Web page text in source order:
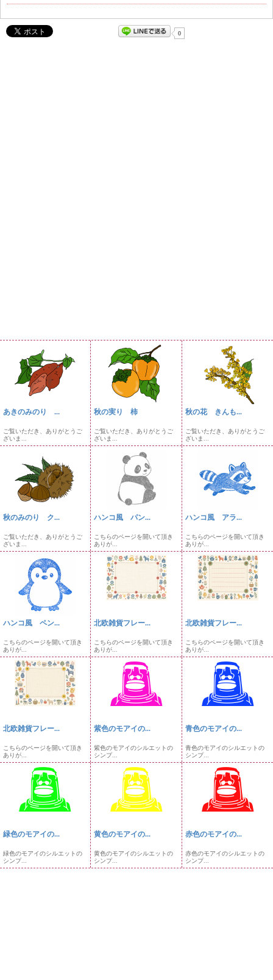
0
あきのみのり ...
ご覧いただき、ありがとうご
ざいま...
秋の実り 柿
ご覧いただき、ありがとうご
ざいま...
秋の花 きんも...
ご覧いただき、ありがとうご
ざいま...
秋のみのり ク...
ご覧いただき、ありがとうご
ざいま...
ハンコ風 パン...
こちらのページを開いて頂き
ありが...
ハンコ風 アラ...
こちらのページを開いて頂き
ありが...
ハンコ風 ペン...
こちらのページを開いて頂き
ありが...
北欧雑貨フレー...
こちらのページを開いて頂き
ありが...
北欧雑貨フレー...
こちらのページを開いて頂き
ありが...
北欧雑貨フレー...
こちらのページを開いて頂き
ありが...
紫色のモアイの...
紫色のモアイのシルエットの
シンプ...
青色のモアイの...
青色のモアイのシルエットの
シンプ...
緑色のモアイの...
緑色のモアイのシルエットの
シンプ...
黄色のモアイの...
黄色のモアイのシルエットの
シンプ...
赤色のモアイの...
赤色のモアイのシルエットの
シンプ...